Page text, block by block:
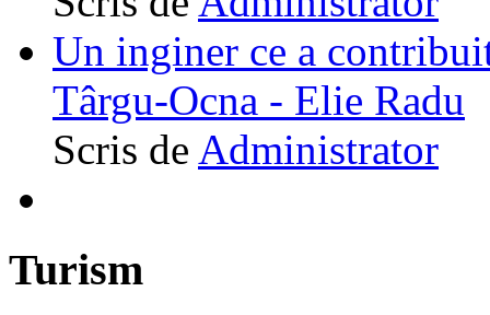
Un inginer ce a
Târgu-Ocna - Elie Radu
Scris de Administrator
Turism